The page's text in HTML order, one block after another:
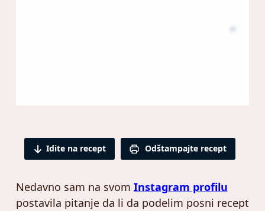
Idite na recept Odštampajte recept
Nedavno sam na svom Instagram profilu
postavila pitanje da li da podelim posni recept